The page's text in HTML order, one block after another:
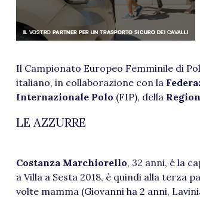
Il Campionato Europeo Femminile di
italiano, in collaborazione con la
Internazionale Polo (FIP), della
LE AZZURRE
Costanza Marchiorello, 32 anni, è la
a Villa a Sesta 2018, è quindi alla
volte mamma (Giovanni ha 2 anni,